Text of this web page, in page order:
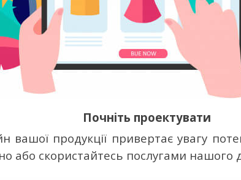
Почніть проектувати
продукції привертає увагу
або скористайтесь послугами нашого